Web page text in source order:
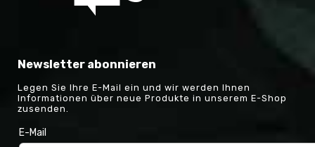
Newsletter abonnieren
Legen Sie Ihre E-Mail ein und wir werden Ihnen
Informationen über neue Produkte in unserem E-Shop
zusenden.
E-Mail